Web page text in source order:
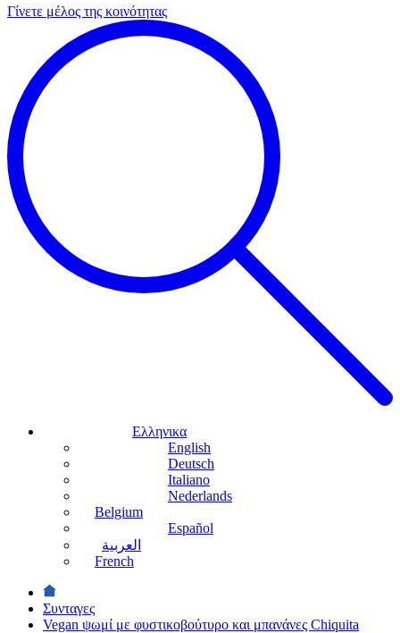
Γίνετε μέλος της κοινότητας
Ελληνικα
English
Deutsch
Italiano
Nederlands
Belgium
Español
العربية
French
Συνταγες
Vegan ψωμί με φυστικοβούτυρο και μπανάνες Chiquita